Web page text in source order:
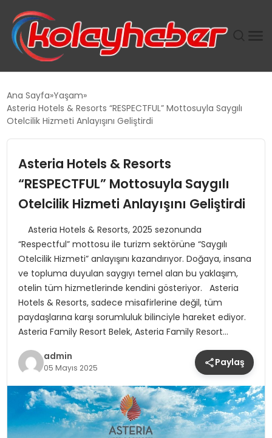
SUWEN’IN İSTIHDAM MODELI EKONOMIDE KADIN
TANYER YAPI ZEMIN MÜHENDISLIĞINDE HEDEF
BÜYÜTTÜ
TOROSLAR’DA PAZAR GERGİNLİĞİ!
Ana Sayfa Yaşam
Asteria Hotels & Resorts “RESPECTFUL” Mottosuyla Saygılı
Otelcilik Hizmeti Anlayışını Geliştirdi
Asteria Hotels & Resorts
“RESPECTFUL” Mottosuyla Saygılı
Otelcilik Hizmeti Anlayışını Geliştirdi
Asteria Hotels & Resorts, 2025 sezonunda
“Respectful” mottosu ile turizm sektörüne “Saygılı
Otelcilik Hizmeti” anlayışını kazandırıyor. Doğaya, insana
ve topluma duyulan saygıyı temel alan bu yaklaşım,
otelin tüm hizmetlerinde kendini gösteriyor. Asteria
Hotels & Resorts, sadece misafirlerine değil, tüm
paydaşlarına karşı sorumluluk bilinciyle hareket ediyor.
Asteria Family Resort Belek, Asteria Family Resort…
admin
05 Mayıs 2025 Paylaş